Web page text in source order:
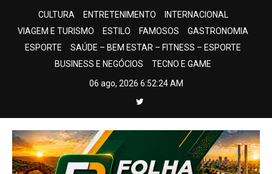
CULTURA ENTRETENIMENTO
INTERNACIONAL
VIAGEM E TURISMO
ESTILO FAMOSOS
GASTRONOMIA
ESPORTE
SAÚDE – BEM ESTAR – FITNESS – ESPORTE
BUSINESS E NEGÓCIOS
TECNO E GAME
06 ago, 2026 6:52:24 AM